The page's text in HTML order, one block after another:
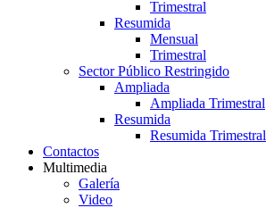
Trimestral
Resumida
Mensual
Trimestral
Sector Público Restringido
Ampliada
Ampliada Trimestral
Resumida
Resumida Trimestral
Contactos
Multimedia
Galería
Video